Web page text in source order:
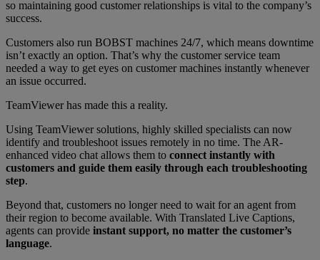
so maintaining good customer relationships is vital to the company’s
success.
Customers also run BOBST machines 24/7, which means downtime
isn’t exactly an option. That’s why the customer service team
needed a way to get eyes on customer machines instantly whenever
an issue occurred.
TeamViewer has made this a reality.
Using TeamViewer solutions, highly skilled specialists can now
identify and troubleshoot issues remotely in no time. The AR-
enhanced video chat allows them to connect instantly with
customers and guide them easily through each troubleshooting
step.
Beyond that, customers no longer need to wait for an agent from
their region to become available. With Translated Live Captions,
agents can provide instant support, no matter the customer’s
language.